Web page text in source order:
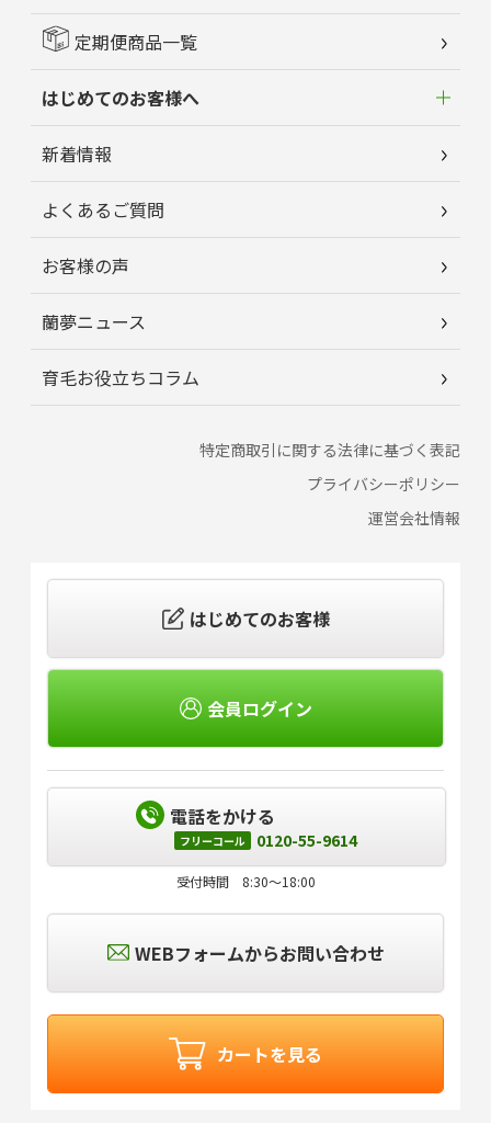
定期便商品一覧
はじめてのお客様へ
新着情報
よくあるご質問
お客様の声
蘭夢ニュース
育毛お役立ちコラム
特定商取引に関する法律に基づく表記
プライバシーポリシー
運営会社情報
はじめてのお客様
WEBフォームからお問い合わせ
電話をかける
フリーコール 0120-55-9614
受付時間 8:30～18:00
会員ログイン
カートを見る